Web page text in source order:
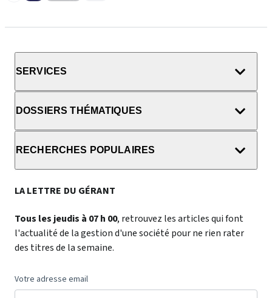
SERVICES
DOSSIERS THÉMATIQUES
RECHERCHES POPULAIRES
LA LETTRE DU GÉRANT
Tous les jeudis à 07 h 00, retrouvez les articles qui font
l'actualité de la gestion d'une société pour ne rien rater
des titres de la semaine.
Votre adresse email